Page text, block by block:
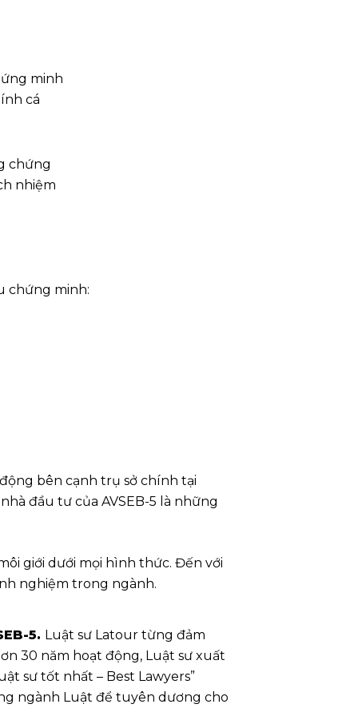
minh
cá
chứng
nhiệm
chứng minh:
bên cạnh trụ sở chính tại
đầu tư của AVSEB-5 là những
giới dưới mọi hình thức. Đến với
nghiệm trong ngành.
5. Luật sư Latour từng đảm
30 năm hoạt động, Luật sư xuất
sư tốt nhất – Best Lawyers”
ngành Luật để tuyên dương cho